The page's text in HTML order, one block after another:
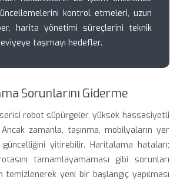
kontrol etmeleri, uzun
harita yönetimi süreçlerini teknik
taşımayı hedefler.
Sorunlarını Giderme
robot süpürgeler, yüksek hassasiyetli
zamanla, taşınma, mobilyaların yer
yitirebilir. Haritalama hataları;
tamamlayamaması gibi sorunları
yeni bir başlangıç yapılması